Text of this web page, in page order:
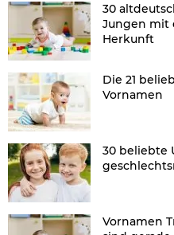
30
Jungen mit
Herkunft
Die 21
Vornamen
30 beliebte
Vornamen